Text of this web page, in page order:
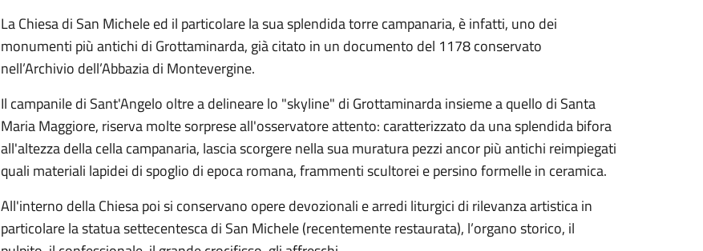
La Chiesa di San Michele ed il particolare la sua splendida torre campanaria, è infatti, uno dei
monumenti più antichi di Grottaminarda, già citato in un documento del 1178 conservato
nell’Archivio dell’Abbazia di Montevergine.
Il campanile di Sant'Angelo oltre a delineare lo "skyline" di Grottaminarda insieme a quello di Santa
Maria Maggiore, riserva molte sorprese all'osservatore attento: caratterizzato da una splendida bifora
all'altezza della cella campanaria, lascia scorgere nella sua muratura pezzi ancor più antichi reimpiegati
quali materiali lapidei di spoglio di epoca romana, frammenti scultorei e persino formelle in ceramica.
All'interno della Chiesa poi si conservano opere devozionali e arredi liturgici di rilevanza artistica in
particolarelastatua settecentesca di San Michele(recentemente restaurata), l’organo storico, il